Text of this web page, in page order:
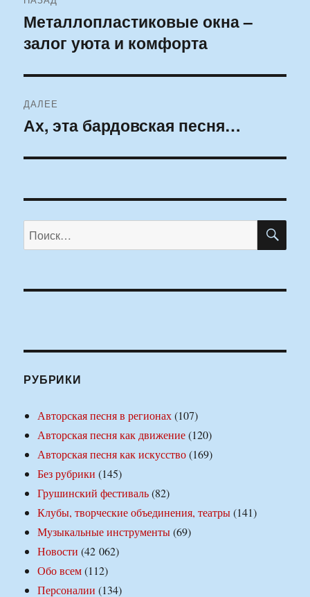
по
записям
Предыдущая
запись:
Металлопластиковые окна –
залог уюта и комфорта
ДАЛЕЕ
Следующая
Ах, эта бардовская песня…
Искать:
РУБРИКИ
Авторская песня в регионах(107)
Авторская песня как движение(120)
Авторская песня как искусство(169)
Без рубрики (145)
Грушинский фестиваль(82)
Клубы, творческие объединения, театры(141)
Музыкальные инструменты(69)
Новости (42 062)
Обо всем(112)
Персоналии (134)